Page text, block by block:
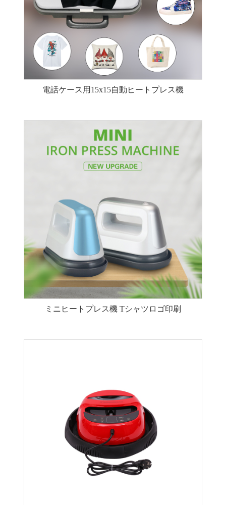
電話ケース用15x15自動ヒートプレス機
ミニヒートプレス機 Tシャツロゴ印刷